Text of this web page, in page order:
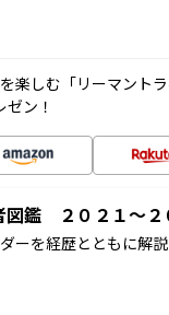
楽しむ「リーマント
ン！
鑑 ２０２１～２
ーを経歴とともに解説